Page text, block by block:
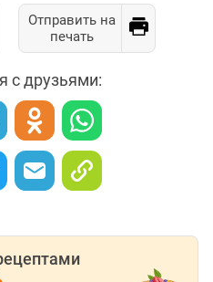
Отправить на
печать
с друзьями: